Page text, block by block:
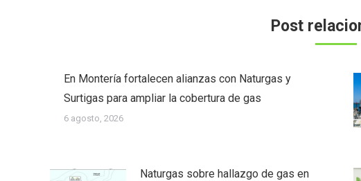
Post
En Montería fortalecen alianzas con Naturgas y
Surtigas para ampliar la cobertura de gas
6 agosto, 2026
Naturgas sobre hallazgo de gas en